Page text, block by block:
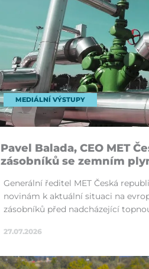
MEDIÁLNÍ VÝSTUPY
Pa­vel Ba­la­da, CEO MET
zá­sobní­ků se zemním
Gene­rální ře­di­tel MET Česká
novi­nám k ak­tuální situa­ci na
zá­sobní­ků před nad­cháze­jí­cí
27.07.2026